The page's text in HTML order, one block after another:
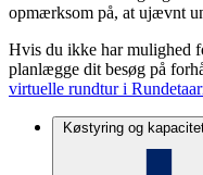
opmærksom på, at ujævnt
Hvis du ikke har mulighed
planlægge dit besøg på
virtuelle rundtur i
Køstyring og